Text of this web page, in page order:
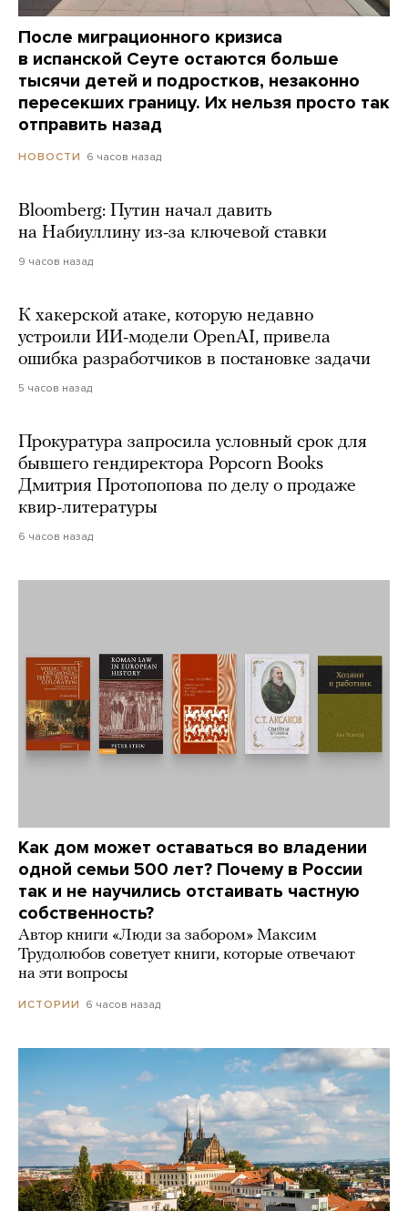
После миграционного кризиса
в испанской Сеуте остаются больше
тысячи детей и подростков, незаконно
пересекших границу. Их нельзя просто так
отправить назад
НОВОСТИ 6 часов назад
Bloomberg: Путин начал давить
на Набиуллину из-за ключевой ставки
9 часов назад
К хакерской атаке, которую недавно
устроили ИИ-модели OpenAI, привела
ошибка разработчиков в постановке задачи
5 часов назад
Прокуратура запросила условный срок для
бывшего гендиректора Popcorn Books
Дмитрия Протопопова по делу о продаже
квир-литературы
6 часов назад
Как дом может оставаться во владении
одной семьи 500 лет? Почему в России
так и не научились отстаивать частную
собственность?
Автор книги «Люди за забором» Максим
Трудолюбов советует книги, которые отвечают
на эти вопросы
ИСТОРИИ 6 часов назад